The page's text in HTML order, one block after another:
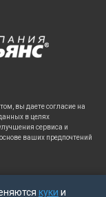
куки и
вы даете согласие на
в целях
сервиса и
ваших предпочтений